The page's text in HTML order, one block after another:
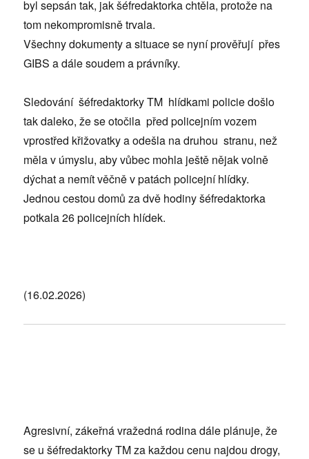
byl sepsán tak, jak šéfredaktorka chtěla, protože na
tom nekompromisně trvala.
Všechny dokumenty a situace se nyní prověřují přes
GIBS a dále soudem a právníky.
Sledování šéfredaktorky TM hlídkami policie došlo
tak daleko, že se otočila před policejním vozem
vprostřed křižovatky a odešla na druhou stranu, než
měla v úmyslu, aby vůbec mohla ještě nějak volně
dýchat a nemít věčně v patách policejní hlídky.
Jednou cestou domů za dvě hodiny šéfredaktorka
potkala 26 policejních hlídek.
(16.02.2026)
Agresivní, zákeřná vražedná rodina dále plánuje, že
se u šéfredaktorky TM za každou cenu najdou drogy,